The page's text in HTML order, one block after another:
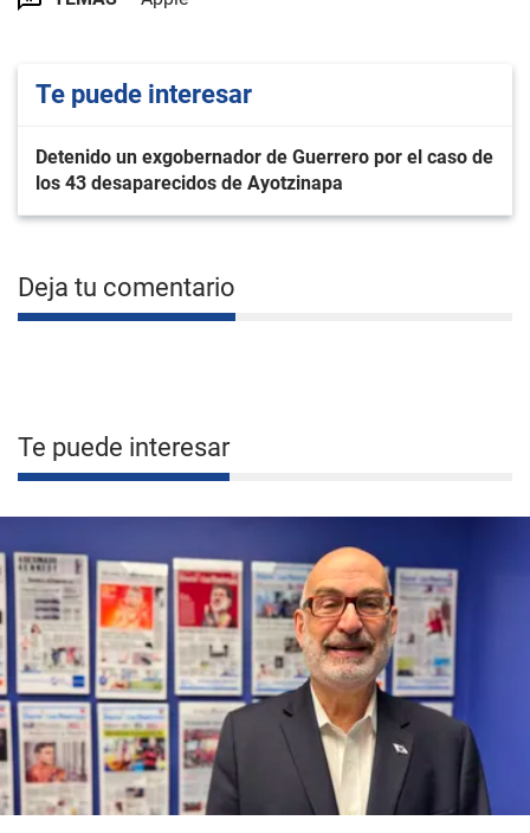
Te puede interesar
Detenido un exgobernador de Guerrero por el caso de
los 43 desaparecidos de Ayotzinapa
Deja tu comentario
Te puede interesar